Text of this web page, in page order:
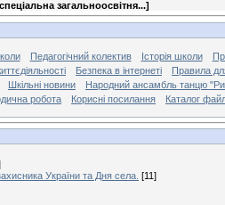
загальноосвітня...]
Педагогічний колектив Історія школи
Безпека в інтернеті
Правила
Шкільні новини
Народний ансамбль танцю
робота
Корисні посилання Каталог
України та Дня села. [11]